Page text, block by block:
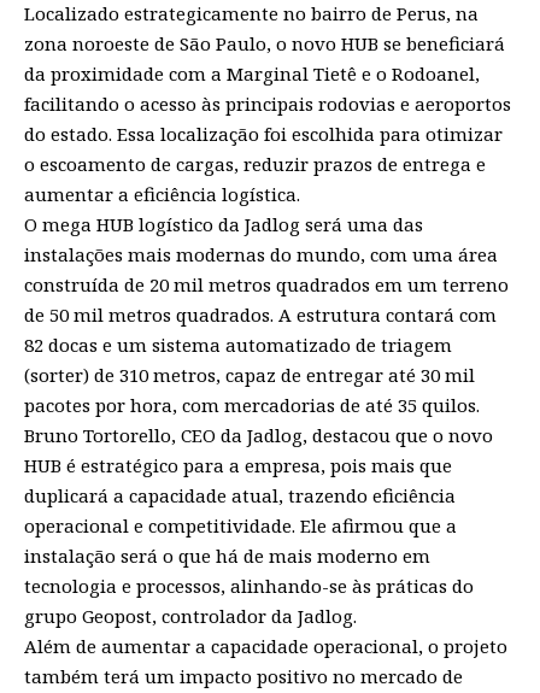
Localizado estrategicamente no bairro de Perus, na
zona noroeste de São Paulo, o novo HUB se beneficiará
da proximidade com a Marginal Tietê e o Rodoanel,
facilitando o acesso às principais rodovias e aeroportos
do estado. Essa localização foi escolhida para otimizar
o escoamento de cargas, reduzir prazos de entrega e
aumentar a eficiência logística.
O mega HUB logístico da Jadlog será uma das
instalações mais modernas do mundo, com uma área
construída de 20 mil metros quadrados em um terreno
de 50 mil metros quadrados. A estrutura contará com
82 docas e um sistema automatizado de triagem
(sorter) de 310 metros, capaz de entregar até 30 mil
pacotes por hora, com mercadorias de até 35 quilos.
Bruno Tortorello, CEO da Jadlog, destacou que o novo
HUB é estratégico para a empresa, pois mais que
duplicará a capacidade atual, trazendo eficiência
operacional e competitividade. Ele afirmou que a
instalação será o que há de mais moderno em
tecnologia e processos, alinhando-se às práticas do
grupo Geopost, controlador da Jadlog.
Além de aumentar a capacidade operacional, o projeto
também terá um impacto positivo no mercado de